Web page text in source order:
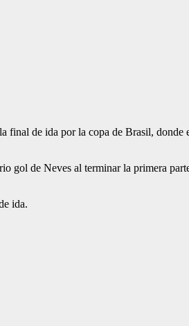
de ida por la copa de Brasil,
gol de Neves al terminar la primera
ida.